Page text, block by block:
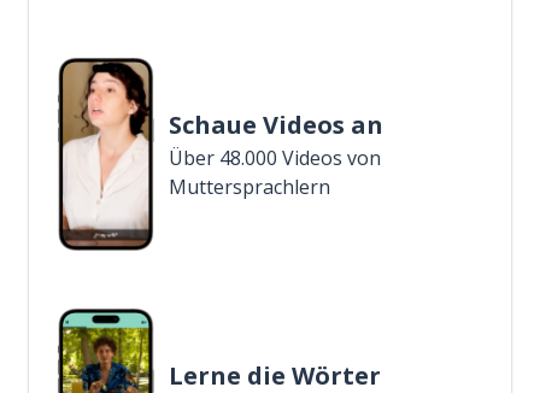
Schaue Videos an
Über 48.000 Videos von
Muttersprachlern
Lerne die Wörter